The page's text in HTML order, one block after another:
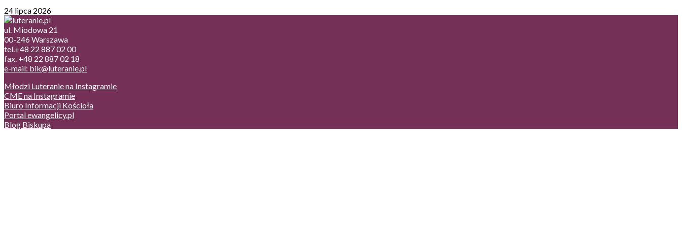
24 lipca 2026
ul. Miodowa 21
00-246 Warszawa
tel.+48 22 887 02 00
fax. +48 22 887 02 18
e-mail: bik@luteranie.pl
Młodzi Luteranie na Instagramie
CME na Instagramie
Biuro Informacji Kościoła
Portal ewangelicy.pl
Blog Biskupa